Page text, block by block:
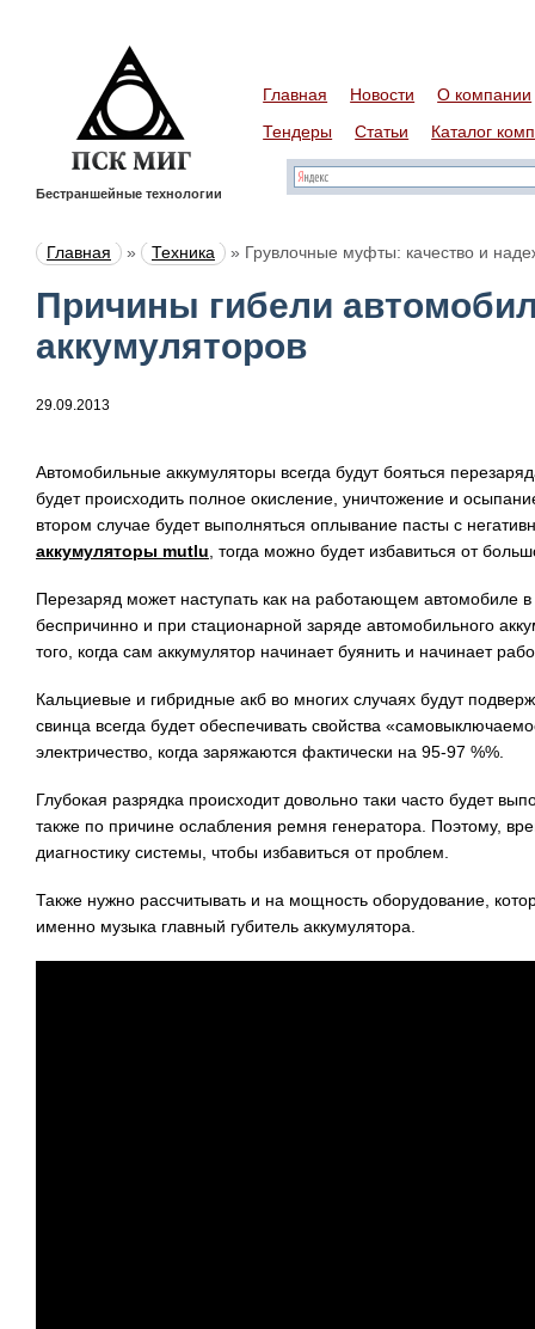
Бестраншейные технологии
Главная Новости
О компании
Тендеры
Статьи Каталог
Главная » Техника » Грувлочные муфты: качество и
Причины гибели
аккумуляторов
29.09.2013
Автомобильные аккумуляторы всегда будут бояться
будет происходить полное окисление, уничтожение и
втором случае будет выполняться оплывание пасты с
аккумуляторы mutlu , тогда можно будет избавиться от
Перезаряд может наступать как на работающем автомобиле
беспричинно и при стационарной заряде автомобильного
того, когда сам аккумулятор начинает буянить и начинает
Кальциевые и гибридные акб во многих случаях будут
свинца всегда будет обеспечивать свойства
электричество, когда заряжаются фактически на 95-97 %%.
Глубокая разрядка происходит довольно таки часто будет
также по причине ослабления ремня генератора. Поэтому,
диагностику системы, чтобы избавиться от проблем.
Также нужно рассчитывать и на мощность оборудование,
именно музыка главный губитель аккумулятора.